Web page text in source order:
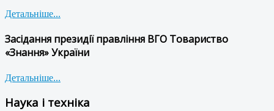
Детальніше...
Засідання президії правління ВГО Товариство
«Знання» України
Детальніше...
Наука і техніка